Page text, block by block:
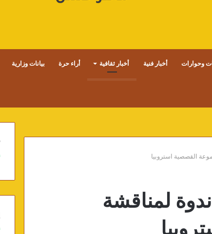
وحوارات أخبار فنية أخبار ثقافية أراء حرة بيانات وزارية
القصصية استروبيا
ندوة لمناقشة